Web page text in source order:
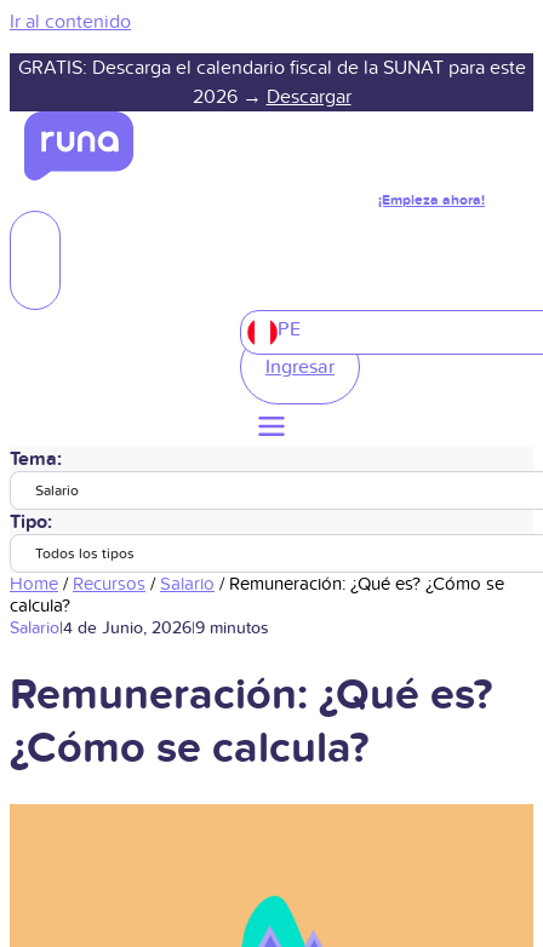
Ir al contenido
GRATIS: Descarga el calendario fiscal de la SUNAT para este
2026 → Descargar
¡Empieza ahora!
PE
Ingresar
Tema:
Salario
Tipo:
Todos los tipos
Home / Recursos /Salario / Remuneración: ¿Qué es? ¿Cómo se
calcula?
Salario|4 de Junio, 2026|9 minutos
Remuneración: ¿Qué es?
¿Cómo se calcula?